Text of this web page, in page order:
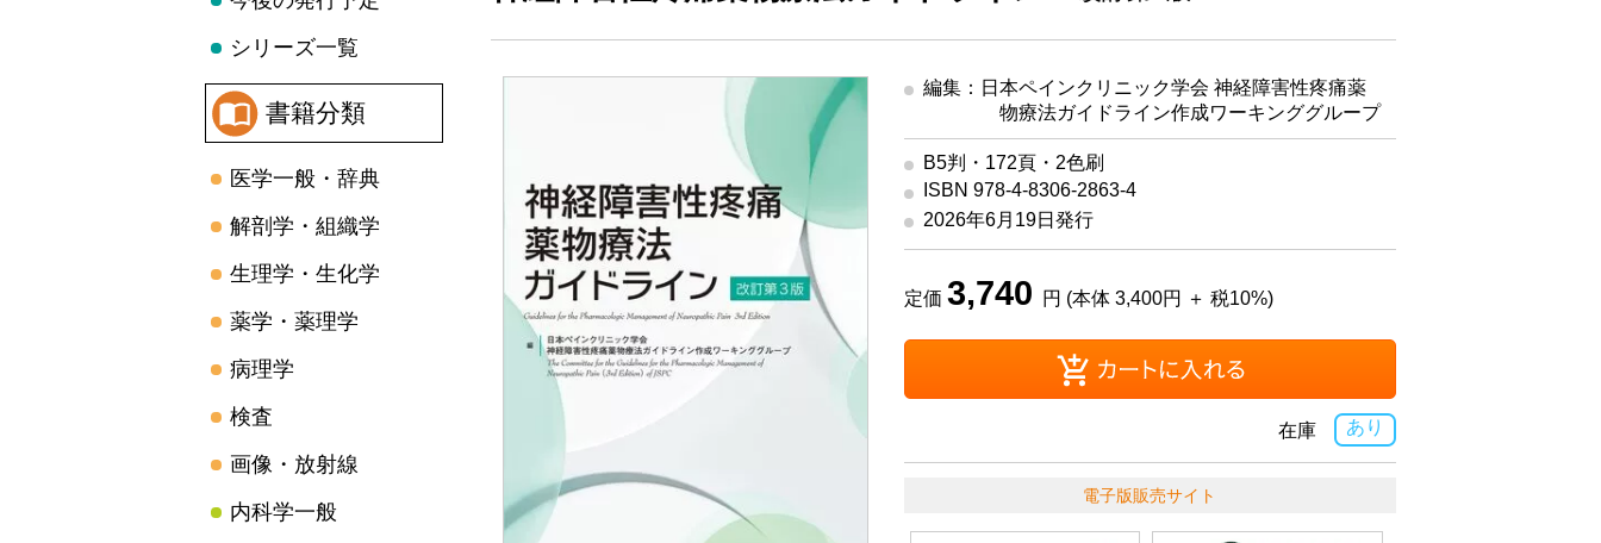
シリーズ一覧
書籍分類
医学一般・辞典
解剖学・組織学
生理学・生化学
薬学・薬理学
病理学
検査
画像・放射線
内科学一般
編集：日本ペインクリニック学会 神経障害性疼痛薬
物療法ガイドライン作成ワーキンググループ
B5判・172頁・2色刷
ISBN 978-4-8306-2863-4
2026年6月19日発行
定価 3,740 円 (本体 3,400円 ＋ 税10%)
あり
在庫
電子版販売サイト